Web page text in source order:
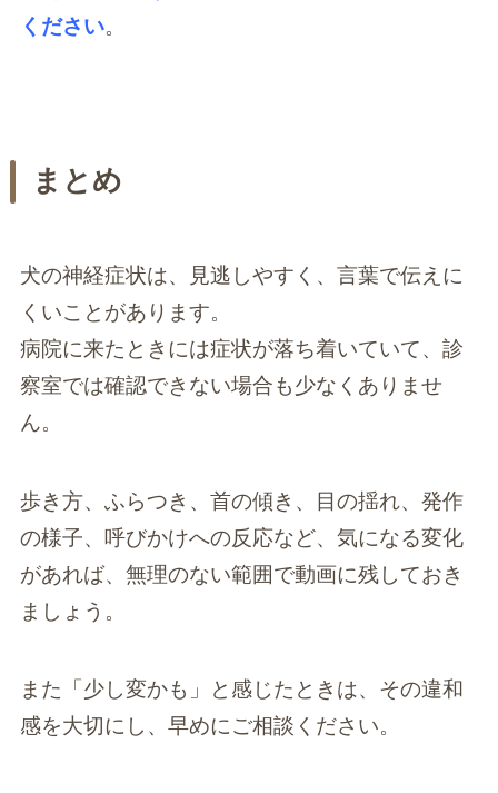
ください。
まとめ
犬の神経症状は、見逃しやすく、言葉で伝えに
くいことがあります。
病院に来たときには症状が落ち着いていて、診
察室では確認できない場合も少なくありませ
ん。
歩き方、ふらつき、首の傾き、目の揺れ、発作
の様子、呼びかけへの反応など、気になる変化
があれば、無理のない範囲で動画に残しておき
ましょう。
また「少し変かも」と感じたときは、その違和
感を大切にし、早めにご相談ください。